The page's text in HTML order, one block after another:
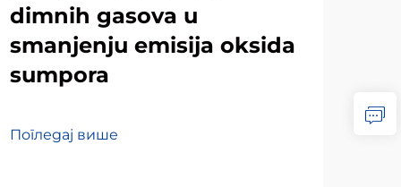
dimnih gasova u
smanjenju emisija oksida
sumpora
Погледај више